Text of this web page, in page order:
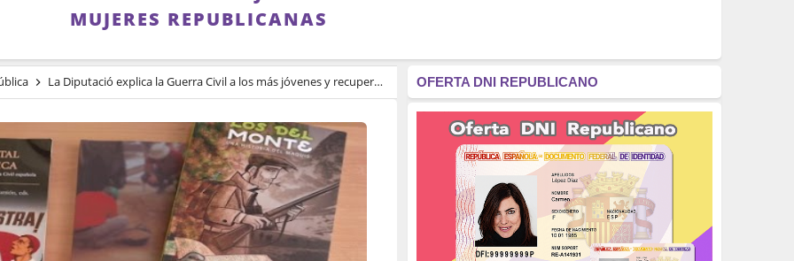
MUJERES REPUBLICANAS
La Diputació explica la Guerra Civil a los más jóvenes y recupera la historia de las mujeres republicanas OFERTA DNI REPUBLICANO